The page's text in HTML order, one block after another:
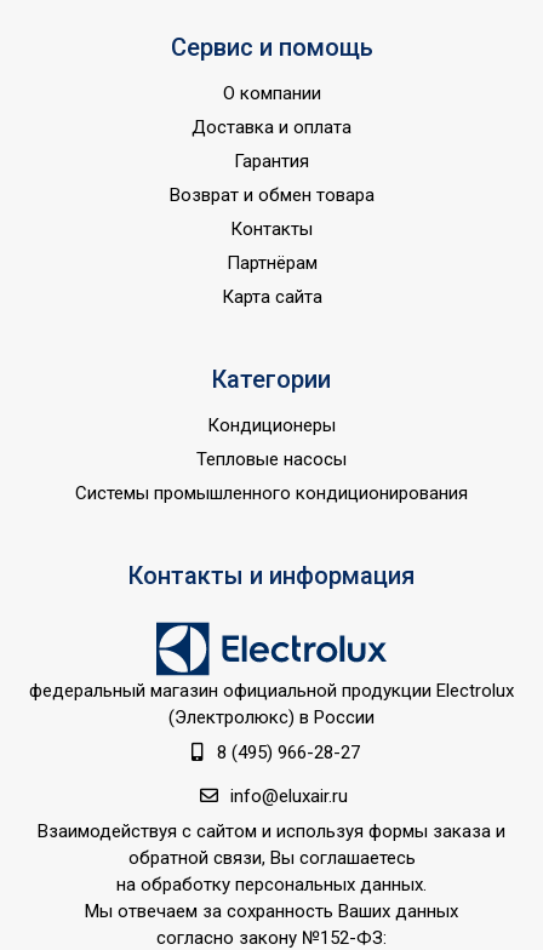
Сервис и помощь
О компании
Доставка и оплата
Гарантия
Возврат и обмен товара
Контакты
Партнёрам
Карта сайта
Категории
Кондиционеры
Тепловые насосы
Системы промышленного кондиционирования
Контакты и информация
федеральный магазин официальной продукции Electrolux
(Электролюкс) в России
8 (495) 966-28-27
info@eluxair.ru
Взаимодействуя с сайтом и используя формы заказа и
обратной связи, Вы соглашаетесь
на обработку персональных данных.
Мы отвечаем за сохранность Ваших данных
согласно закону №152-ФЗ: